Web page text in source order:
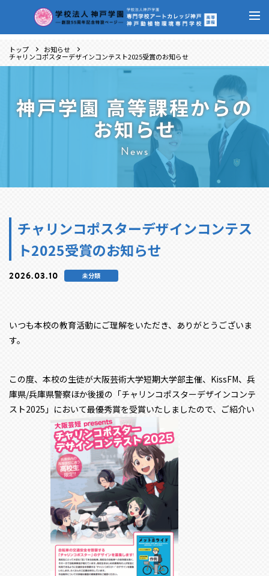
トップ お知らせ
チャリンコポスターデザインコンテスト2025受賞のお知らせ
神戸学園 高等課程からの
お知らせ
News
チャリンコポスターデザインコンテス
ト2025受賞のお知らせ
2026.03.10 未分類
いつも本校の教育活動にご理解をいただき、ありがとうございま
す。
この度、本校の生徒が大阪芸術大学短期大学部主催、KissFM、兵
庫県/兵庫県警察ほか後援の「チャリンコポスターデザインコンテ
スト2025」において最優秀賞を受賞いたしましたので、ご紹介い